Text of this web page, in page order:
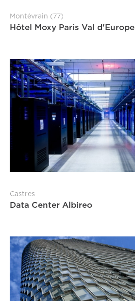
Montévrain (77)
Hôtel Moxy Paris Val d'Europe
Castres
Data Center Albireo